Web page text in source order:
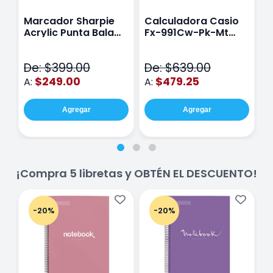
Marcador Sharpie
Acrylic Punta Bala
De: $399.00
A: $249.00
Agregar
Calculadora Casio
Fx-991Cw-Pk-Mt
De: $639.00
A: $479.25
Agregar
¡Compra 5 libretas y OBTÉN EL DESCUENTO!
-20% -20%